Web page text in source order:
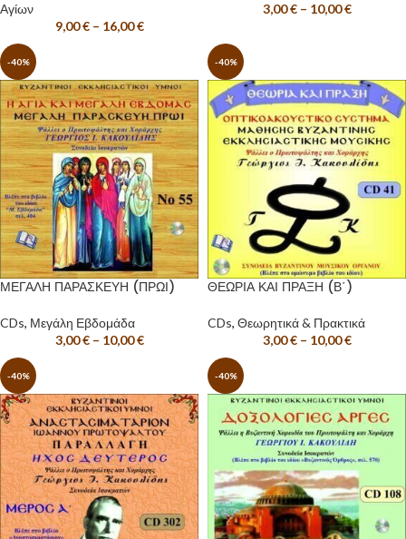
Αγίων
9,00€ – 16,00€
3,00€ – 10,00€
-40%
ΜΕΓΑΛΗ ΠΑΡΑΣΚΕΥΗ (ΠΡΩΙ)
CDs, Μεγάλη Εβδομάδα
3,00€ – 10,00€
-40%
ΘΕΩΡΙΑ ΚΑΙ ΠΡΑΞΗ (Β΄)
CDs, Θεωρητικά & Πρακτικά
3,00€ – 10,00€
-40% -40%